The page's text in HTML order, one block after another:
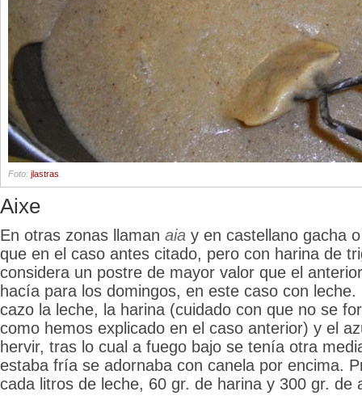
Foto: jlastras
Aixe
En otras zonas llaman aia y en castellano gacha
que en el caso antes citado, pero con harina de
considera un postre de mayor valor que el
hacía para los domingos, en este caso con
cazo la leche, la harina (cuidado con que no se
como hemos explicado en el caso anterior) y el
hervir, tras lo cual a fuego bajo se tenía otra
estaba fría se adornaba con canela por encima.
cada litros de leche, 60 gr. de harina y 300 gr. de